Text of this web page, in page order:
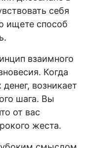
себя
ищете способ
взаимного
Когда
возникает
шага. Вы
от вас
жеста.